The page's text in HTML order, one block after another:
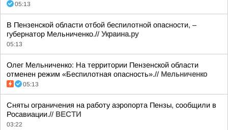
05:13
В Пензенской области отбой беспилотной опасности, –
губернатор Мельниченко.// Украина.ру
05:13
Олег Мельниченко: На территории Пензенской области
отменен режим «Беспилотная опасность».// Мельниченко
05:13
Сняты ограничения на работу аэропорта Пензы, сообщили в
Росавиации.// ВЕСТИ
03:22